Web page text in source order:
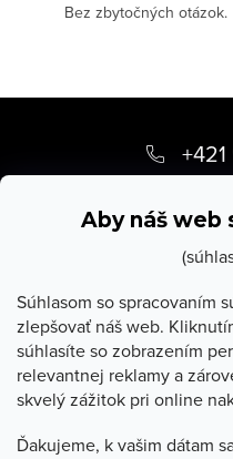
Aby náš web
Súhlasom so spracovaním
zlepšovať náš web.
súhlasíte so zobrazením
relevantnej reklamy a
skvelý zážitok pri online
Ďakujeme, k vašim dátam
Bez zbytočných otázok.
p
O Stevula